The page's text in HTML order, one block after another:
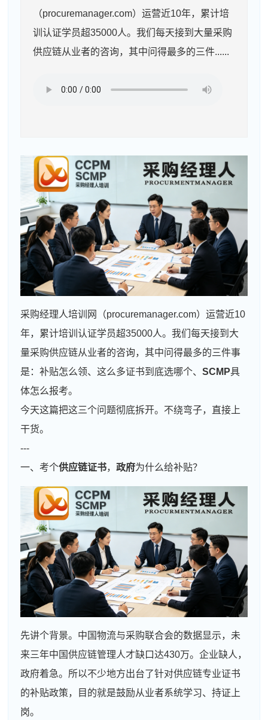
（procuremanager.com）运营近10年，累计培
训认证学员超35000人。我们每天接到大量采购
供应链从业者的咨询，其中问得最多的三件......
采购经理人培训网（procuremanager.com）运营近10
年，累计培训认证学员超35000人。我们每天接到大
量采购供应链从业者的咨询，其中问得最多的三件事
是：补贴怎么领、这么多证书到底选哪个、SCMP具
体怎么报考。
今天这篇把这三个问题彻底拆开。不绕弯子，直接上
干货。
---
一、考个供应链证书，政府为什么给补贴？
先讲个背景。中国物流与采购联合会的数据显示，未
来三年中国供应链管理人才缺口达430万。企业缺人，
政府着急。所以不少地方出台了针对供应链专业证书
的补贴政策，目的就是鼓励从业者系统学习、持证上
岗。